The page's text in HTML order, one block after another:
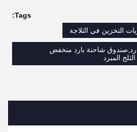
Tags:
التخزين في الثلاجة
شاحنة بارد منخفض
المبرد